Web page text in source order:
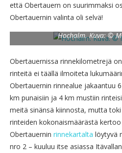
että Obertauern on suurimmaksi
Obertauernin valinta oli selvä!
Hochalm. Kuva: ©
Obertauernissa rinnekilometrejä
rinteitä ei täällä ilmoiteta
Obertauernin rinnealue jakaantuu
km punaisiin ja 4 km mustiin
meitä sinänsä kiinnosta, mutta
rinteiden kokonaismäärästä
Obertauernin rinnekartalta löytyvä
nro 2 – kuuluu itse asiassa